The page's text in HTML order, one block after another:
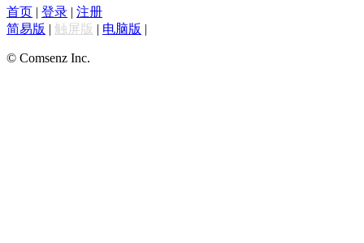
首页 | 登录 | 注册
简易版 | 触屏版 | 电脑版 |
© Comsenz Inc.